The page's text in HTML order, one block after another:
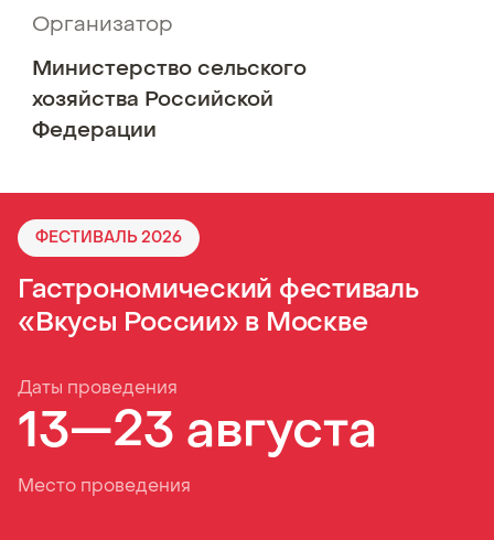
Организатор
Министерство сельского
хозяйства Российской
Федерации
ФЕСТИВАЛЬ 2026
Гастрономический фестиваль
«Вкусы России» в Москве
Даты проведения
13—23 августа
Место проведения